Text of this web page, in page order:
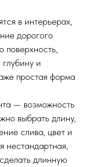
в интерьерах,
дорогого
поверхность,
и
простая форма
— возможность
выбрать длину,
слива, цвет и
нестандартная,
длинную